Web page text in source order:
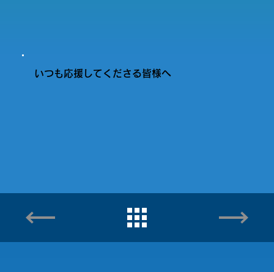
いつも応援してくださる皆様へ